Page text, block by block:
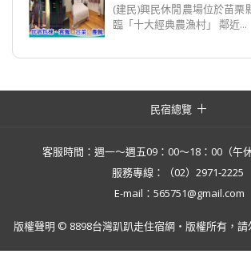
(建民)興民休閒農場位於苗栗
臨「十大經典農漁村」 鄰近...
民宿總覽
客服時間：週一～週五09：00～18：00（午休
服務專線：（02）2971-2225
E-mail：565751@gmail.com
版權聲明 © 8898台灣趴趴走住宿網・版權所有，請